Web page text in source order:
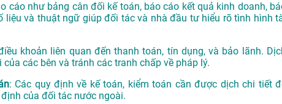
cáo như bảng cân đối kế toán, báo cáo kết quả kinh doanh,
liệu và thuật ngữ giúp đối tác và nhà đầu tư hiểu rõ tình hình
khoản liên quan đến thanh toán, tín dụng, và bảo lãnh.
các bên và tránh các tranh chấp về pháp lý.
: Các quy định về kế toán, kiểm toán cần được dịch chi tiết
của đối tác nước ngoài.